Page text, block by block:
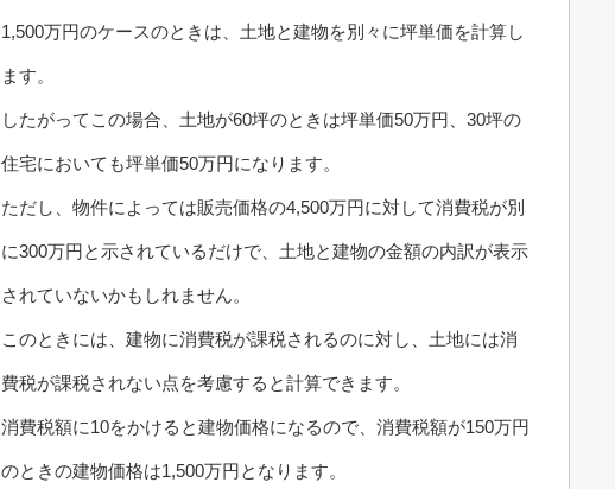
1,500万円のケースのときは、土地と建物を別々に坪単価を計算し
ます。
したがってこの場合、土地が60坪のときは坪単価50万円、30坪の
住宅においても坪単価50万円になります。
ただし、物件によっては販売価格の4,500万円に対して消費税が別
に300万円と示されているだけで、土地と建物の金額の内訳が表示
されていないかもしれません。
このときには、建物に消費税が課税されるのに対し、土地には消
費税が課税されない点を考慮すると計算できます。
消費税額に10をかけると建物価格になるので、消費税額が150万円
のときの建物価格は1,500万円となります。